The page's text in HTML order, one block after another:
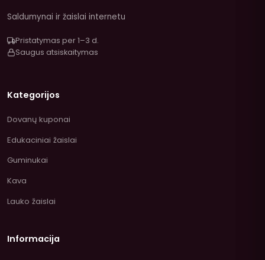
Saldumynai ir žaislai internetu
Pristatymas per 1–3 d.
Saugus atsiskaitymas
Kategorijos
Dovanų kuponai
Edukaciniai žaislai
Guminukai
Kava
Lauko žaislai
Informacija